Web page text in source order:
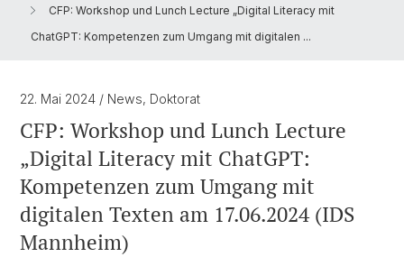
CFP: Workshop und Lunch Lecture „Digital Literacy mit
ChatGPT: Kompetenzen zum Umgang mit digitalen ...
22. Mai 2024 / News, Doktorat
CFP: Workshop und Lunch Lecture
„Digital Literacy mit ChatGPT:
Kompetenzen zum Umgang mit
digitalen Texten am 17.06.2024 (IDS
Mannheim)